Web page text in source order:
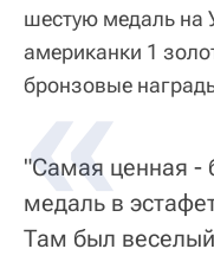
шестую медаль на
американки 1
бронзовые
"Самая ценная -
медаль в
Там был